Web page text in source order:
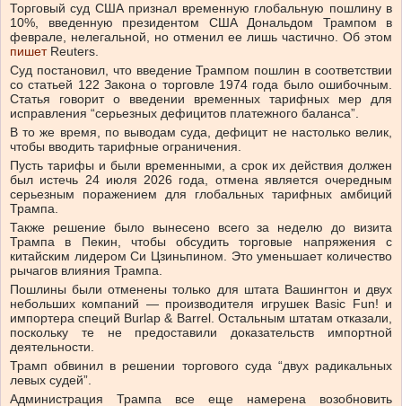
Торговый суд США признал временную глобальную пошлину в
10%, введенную президентом США Дональдом Трампом в
феврале, нелегальной, но отменил ее лишь частично. Об этом
пишет Reuters.
Суд постановил, что введение Трампом пошлин в соответствии
со статьей 122 Закона о торговле 1974 года было ошибочным.
Статья говорит о введении временных тарифных мер для
исправления “серьезных дефицитов платежного баланса”.
В то же время, по выводам суда, дефицит не настолько велик,
чтобы вводить тарифные ограничения.
Пусть тарифы и были временными, а срок их действия должен
был истечь 24 июля 2026 года, отмена является очередным
серьезным поражением для глобальных тарифных амбиций
Трампа.
Также решение было вынесено всего за неделю до визита
Трампа в Пекин, чтобы обсудить торговые напряжения с
китайским лидером Си Цзиньпином. Это уменьшает количество
рычагов влияния Трампа.
Пошлины были отменены только для штата Вашингтон и двух
небольших компаний — производителя игрушек Basic Fun! и
импортера специй Burlap & Barrel. Остальным штатам отказали,
поскольку те не предоставили доказательств импортной
деятельности.
Трамп обвинил в решении торгового суда “двух радикальных
левых судей”.
Администрация Трампа все еще намерена возобновить